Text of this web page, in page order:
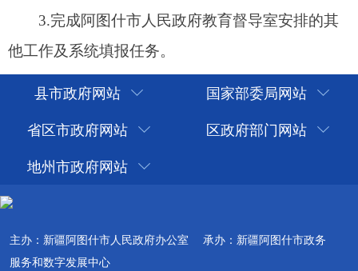
县市政府网站
国家部委局网站
省区市政府网站
区政府部门网站
地州市政府网站
主办：新疆阿图什市人民政府办公室
承办：新疆阿图什市政务
服务和数字发展中心